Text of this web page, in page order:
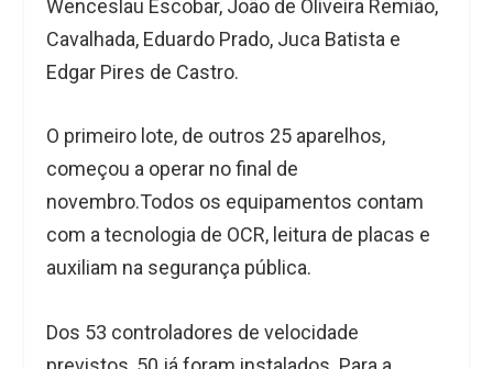
Wenceslau Escobar, João de Oliveira Remião,
Cavalhada, Eduardo Prado, Juca Batista e
Edgar Pires de Castro.
O primeiro lote, de outros 25 aparelhos,
começou a operar no final de
novembro.Todos os equipamentos contam
com a tecnologia de OCR, leitura de placas e
auxiliam na segurança pública.
Dos 53 controladores de velocidade